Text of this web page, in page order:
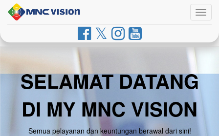
SELAMAT DATANG
DI MY MNC VISION
Semua pelayanan dan keuntungan berawal dari sini!